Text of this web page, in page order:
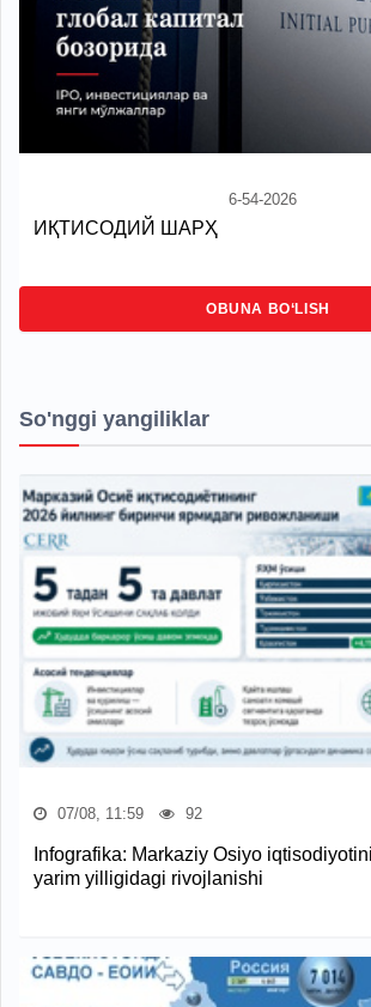
6-54-2026
ИҚТИСОДИЙ ШАРҲ
OBUNA BO‘LISH
So'nggi yangiliklar
07/08, 11:59 92
Infografika: Markaziy Osiyo
yarim yilligidagi rivojlanishi